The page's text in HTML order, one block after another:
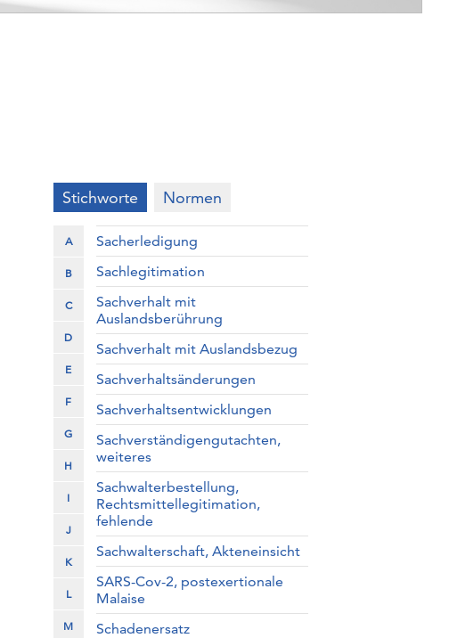
Stichworte Normen
A
B
C
D
E
F
G
H
I
J
K
L
M
Sacherledigung
Sachlegitimation
Sachverhalt mit
Auslandsberührung
Sachverhalt mit Auslandsbezug
Sachverhaltsänderungen
Sachverhaltsentwicklungen
Sachverständigengutachten,
weiteres
Sachwalterbestellung,
Rechtsmittellegitimation,
fehlende
Sachwalterschaft, Akteneinsicht
SARS-Cov-2, postexertionale
Malaise
Schadenersatz